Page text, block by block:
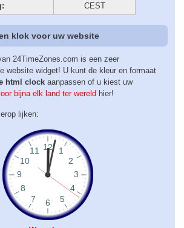
CEST
klok voor uw website
24TimeZones.com is een zeer
website widget! U kunt de kleur en formaat
html clock aanpassen of u kiest uw
bijna elk land ter wereld hier!
lijken: